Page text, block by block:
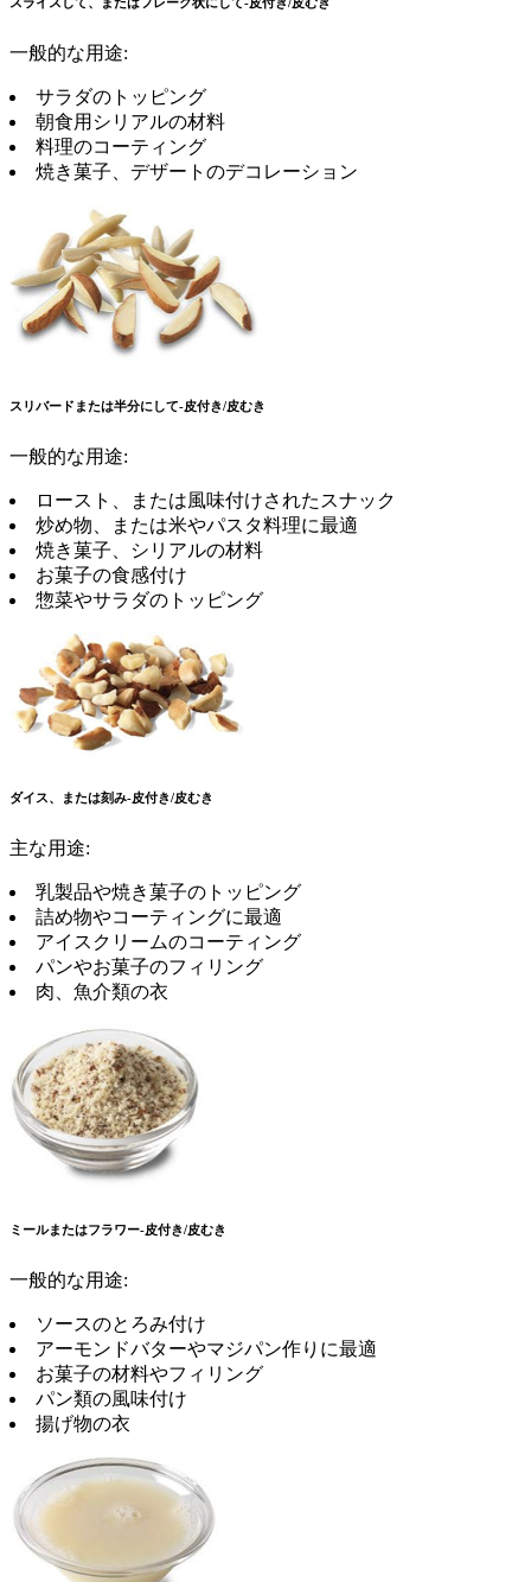
一般的な用途:
サラダのトッピング
朝食用シリアルの材料
料理のコーティング
焼き菓子、デザートのデコレーション
スリバードまたは半分にして-皮付き/皮むき
一般的な用途:
ロースト、または風味付けされたスナック
炒め物、または米やパスタ料理に最適
焼き菓子、シリアルの材料
お菓子の食感付け
惣菜やサラダのトッピング
ダイス、または刻み-皮付き/皮むき
主な用途:
乳製品や焼き菓子のトッピング
詰め物やコーティングに最適
アイスクリームのコーティング
パンやお菓子のフィリング
肉、魚介類の衣
ミールまたはフラワー-皮付き/皮むき
一般的な用途:
ソースのとろみ付け
アーモンドバターやマジパン作りに最適
お菓子の材料やフィリング
パン類の風味付け
揚げ物の衣